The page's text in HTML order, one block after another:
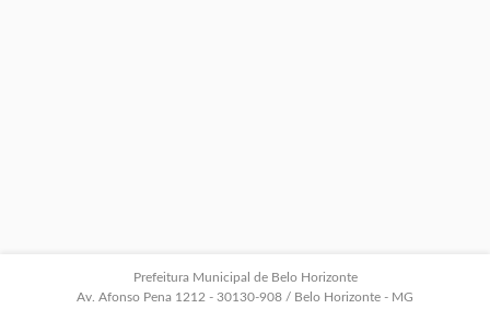
Prefeitura Municipal de Belo Horizonte
Av. Afonso Pena 1212 - 30130-908 / Belo Horizonte - MG